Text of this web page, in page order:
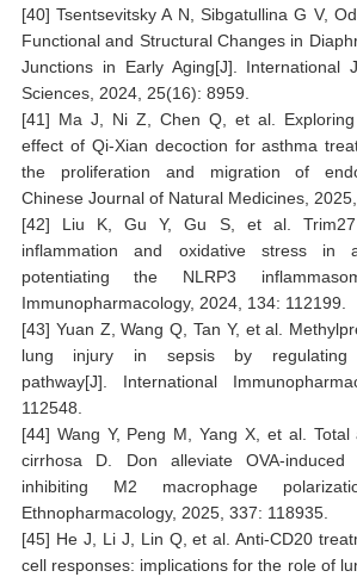
[40] Tsentsevitsky A N, Sibgatullina G V,
Functional and Structural Changes in
Junctions in Early Aging[J]. International
Sciences, 2024, 25(16): 8959.
[41] Ma J, Ni Z, Chen Q, et al. Exploring
effect of Qi-Xian decoction for asthma
the proliferation and migration of
Chinese Journal of Natural Medicines,
[42] Liu K, Gu Y, Gu S, et al. Trim27
inflammation and oxidative stress in
potentiating the NLRP3
Immunopharmacology, 2024, 134: 112199.
[43] Yuan Z, Wang Q, Tan Y, et al.
lung injury in sepsis by regulating
pathway[J]. International
112548.
[44] Wang Y, Peng M, Yang X, et al. Total
cirrhosa D. Don alleviate OVA-
inhibiting M2 macrophage
Ethnopharmacology, 2025, 337: 118935.
[45] He J, Li J, Lin Q, et al. Anti-CD20
cell responses: implications for the role of